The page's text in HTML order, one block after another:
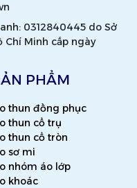
0312840445 do Sở
Chí Minh cấp ngày
PHẨM
thun đồng phục
thun cổ trụ
thun cổ tròn
sơ mi
nhóm áo lớp
khoác